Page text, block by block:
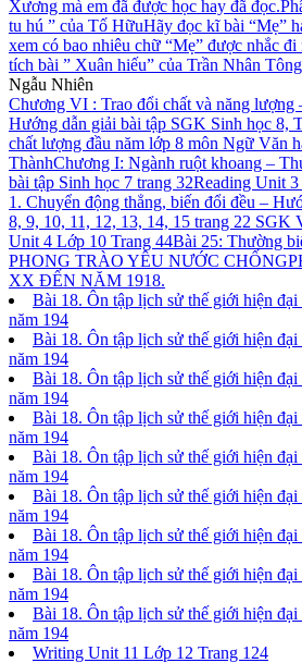
Xương mà em đã được học hay đã đọc.
tu hú ” của Tố HữuHãy đọc kĩ bài “Mẹ”
xem có bao nhiêu chữ “Mẹ” được nhắc đi
tích bài ” Xuân hiếu” của Trần Nhân Tông
Ngẫu Nhiên
Chương VI : Trao đổi chất và năng lượng
Hướng dẫn giải bài tập SGK Sinh học 8,
chất lượng đầu năm lớp 8 môn Ngữ Văn
ThànhChương I: Ngành ruột khoang –
bài tập Sinh học 7 trang 32Reading Unit
1. Chuyển động thẳng, biến đổi đều –
8, 9, 10, 11, 12, 13, 14, 15 trang 22 SGK
Unit 4 Lớp 10 Trang 44Bài 25: Thường
PHONG TRÀO YÊU NƯỚC
XX ĐẾN NĂM 1918.
Bài 18. Ôn tập lịch sử thế giới hiện đại
năm 194
Bài 18. Ôn tập lịch sử thế giới hiện đại
năm 194
Bài 18. Ôn tập lịch sử thế giới hiện đại
năm 194
Bài 18. Ôn tập lịch sử thế giới hiện đại
năm 194
Bài 18. Ôn tập lịch sử thế giới hiện đại
năm 194
Bài 18. Ôn tập lịch sử thế giới hiện đại
năm 194
Bài 18. Ôn tập lịch sử thế giới hiện đại
năm 194
Bài 18. Ôn tập lịch sử thế giới hiện đại
năm 194
Bài 18. Ôn tập lịch sử thế giới hiện đại
năm 194
Writing Unit 11 Lớp 12 Trang 124